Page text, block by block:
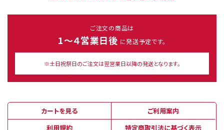
ご注文の商品は
1～４営業日後 に発送予定です。
※土日祝祭日のご注文は翌営業日以降の発送となります。
カートを見る
ご利用案内
利用規約
特定商取引法に基づく表示